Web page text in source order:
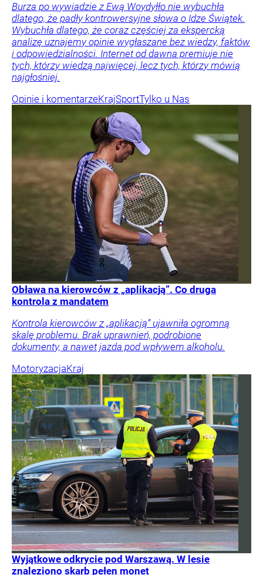
Burza po wywiadzie z Ewą Woydyłło nie wybuchła
dlatego, że padły kontrowersyjne słowa o Idze Świątek.
Wybuchła dlatego, że coraz częściej za ekspercką
analizę uznajemy opinie wygłaszane bez wiedzy, faktów
i odpowiedzialności. Internet od dawna premiuje nie
tych, którzy wiedzą najwięcej, lecz tych, którzy mówią
najgłośniej.
Opinie i komentarzeKrajSportTylko u Nas
Obława na kierowców z „aplikacją”. Co druga
kontrola z mandatem
Kontrola kierowców z „aplikacją” ujawniła ogromną
skalę problemu. Brak uprawnień, podrobione
dokumenty, a nawet jazda pod wpływem alkoholu.
MotoryzacjaKraj
Wyjątkowe odkrycie pod Warszawą. W lesie
znaleziono skarb pełen monet